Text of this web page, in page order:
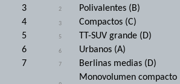
3
2 Polivalentes (B)
4
3 Compactos (C)
5
5 TT-SUV grande (D)
6
6 Urbanos (A)
7
7 Berlinas medias (D)
Monovolumen compacto